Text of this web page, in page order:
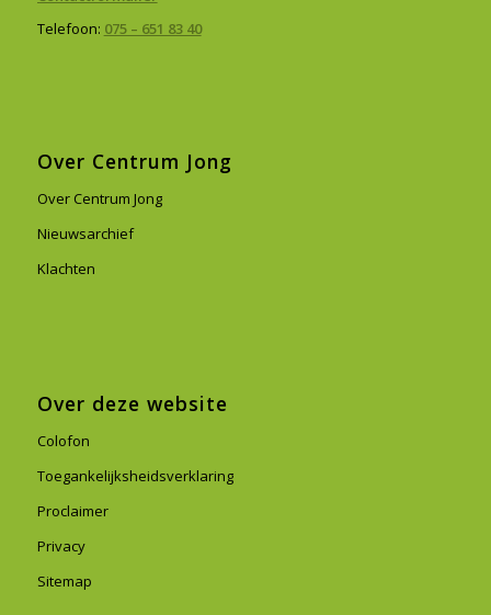
Telefoon: 075 – 651 83 40
Over Centrum Jong
Over Centrum Jong
Nieuwsarchief
Klachten
Over deze website
Colofon
Toegankelijksheidsverklaring
Proclaimer
Privacy
Sitemap